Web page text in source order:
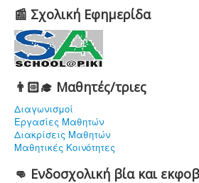
📰 Σχολική Εφημερίδα
👨🏻‍🎓 Μαθητές/τριες
Διαγωνισμοί
Εργασίες Μαθητών
Διακρίσεις Μαθητών
Μαθητικές Κοινότητες
👊 Ενδοσχολική βία και